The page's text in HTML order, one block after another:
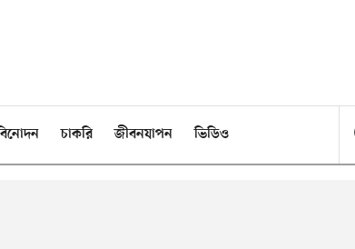
চাকরি জীবনযাপন ভিডিও